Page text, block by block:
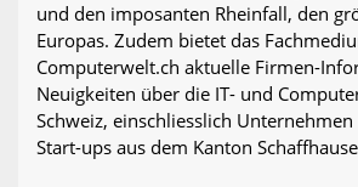
und den imposanten Rheinfall, den
Europas. Zudem bietet das
Computerwelt.ch aktuelle Firmen-
Neuigkeiten über die IT- und
Schweiz, einschliesslich
Start-ups aus dem Kanton